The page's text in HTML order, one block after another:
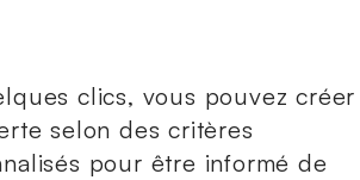
clics, vous pouvez créer
selon des critères
pour être informé de